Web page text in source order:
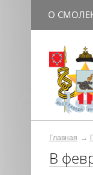
О
Главная
В